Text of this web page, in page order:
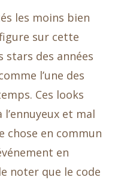
les moins bien
figure sur cette
stars des années
l’une des
Ces looks
et mal
chose en commun
en
noter que le code